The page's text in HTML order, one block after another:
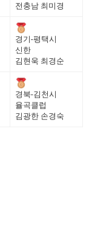
전충남 최미경
경기-평택시
신한
김현욱 최경순
경북-김천시
율곡클럽
김광한 손경숙